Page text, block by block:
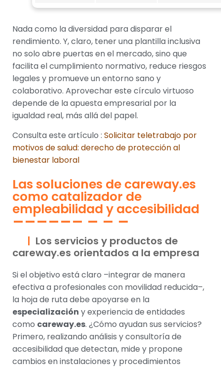
Nada como la diversidad para disparar el
rendimiento. Y, claro, tener una plantilla inclusiva
no solo abre puertas en el mercado, sino que
facilita el cumplimiento normativo, reduce riesgos
legales y promueve un entorno sano y
colaborativo. Aprovechar este círculo virtuoso
depende de la apuesta empresarial por la
igualdad real, más allá del papel.
Consulta este artículo : Solicitar teletrabajo por
motivos de salud: derecho de protección al
bienestar laboral
Las soluciones de careway.es
como catalizador de
empleabilidad y accesibilidad
Los servicios y productos de
careway.es orientados a la empresa
Si el objetivo está claro –integrar de manera
efectiva a profesionales con movilidad reducida–,
la hoja de ruta debe apoyarse en la
especialización y experiencia de entidades
como careway.es. ¿Cómo ayudan sus servicios?
Primero, realizando análisis y consultoría de
accesibilidad que detectan, mide y propone
cambios en instalaciones y procedimientos